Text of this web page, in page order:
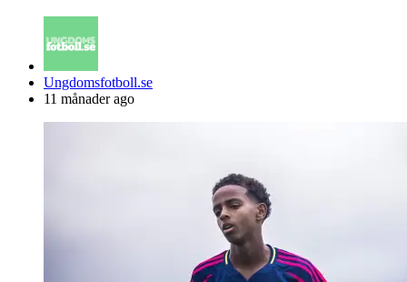
Posted
by
Ungdomsfotboll.se
11 månader ago